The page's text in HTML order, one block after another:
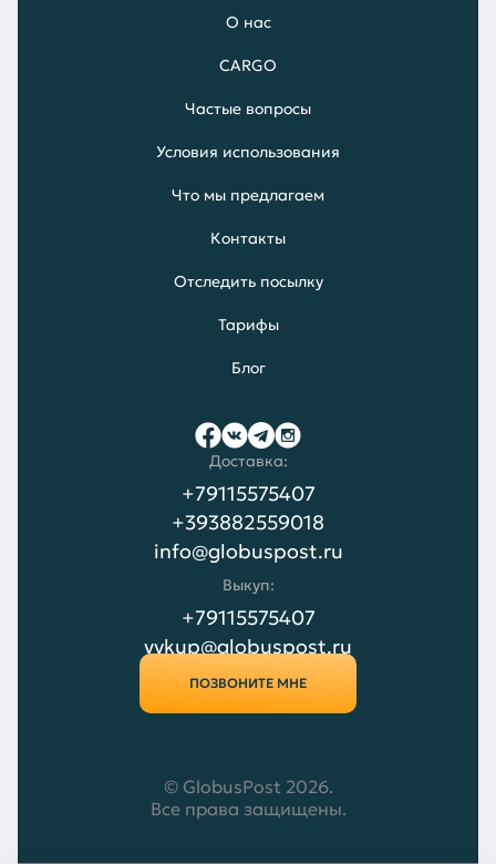
CARGO
Частые вопросы
Условия использования
Отследить посылку
Что мы предлагаем
Тарифы
О нас
Контакты
Блог
Доставка:
+79115575407
+393882559018
info@globuspost.ru
Выкуп:
+79115575407
vykup@globuspost.ru
ПОЗВОНИТЕ МНЕ
© GlobusPost 2026.
Все права защищены.